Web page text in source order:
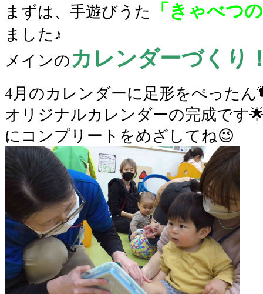
まずは、手遊びうた
「きゃべつ
ました♪
メインの カレンダーづくり
4月のカレンダーに足形をぺったん
オリジナルカレンダーの完成です
にコンプリートをめざしてね😉